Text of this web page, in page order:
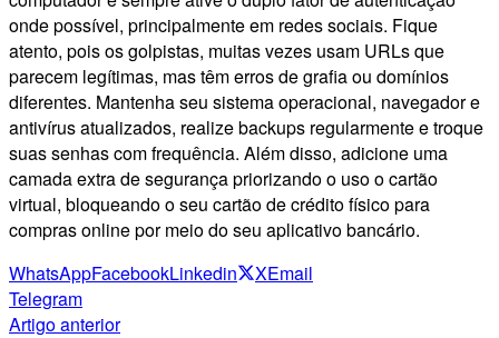
onde possível, principalmente em redes sociais. Fique
atento, pois os golpistas, muitas vezes usam URLs que
parecem legítimas, mas têm erros de grafia ou domínios
diferentes. Mantenha seu sistema operacional, navegador e
antivírus atualizados, realize backups regularmente e troque
suas senhas com frequência. Além disso, adicione uma
camada extra de segurança priorizando o uso o cartão
virtual, bloqueando o seu cartão de crédito físico para
compras online por meio do seu aplicativo bancário.
WhatsAppFacebookLinkedin XEmail
Telegram
Artigo anterior